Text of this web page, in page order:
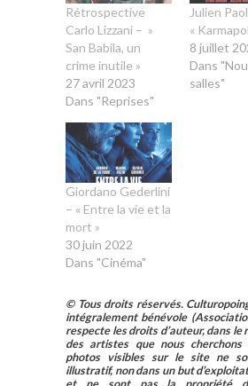
Rétrospective
Carlo Lizzani – »
San Babila, un
crime inutile »
27 avril 2023
Dans "Reprises"
Julien
«
8 juillet
Dans
salles"
Giordano Gederlini
– « Entre la vie et la
mort »
30 juin 2022
Dans "Cinéma"
© Tous droits réservés.
intégralement bénévole
respecte les droits d’auteur, dans
des artistes que nous
photos visibles sur le site ne
illustratif, non dans un but